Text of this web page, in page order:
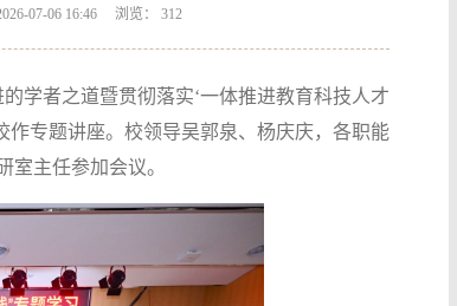
07-06 16:46 浏览：312
学者之道暨贯彻落实‘一体推进教育科技人才
专题讲座。校领导吴郭泉、杨庆庆，各职能
主任参加会议。